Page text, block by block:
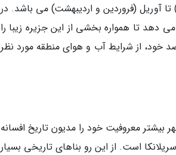
آوریل (فروردین و اردیبهشت) می باشد. در
دهد تا همواره بخشی از این جزیره زیبا را
خود، از شرایط آب و هوای منطقه مورد نظر
بیشتر معروفیت خود را مدیون تاریخ افسانه
است. از این رو بناهای تاریخی بسیار